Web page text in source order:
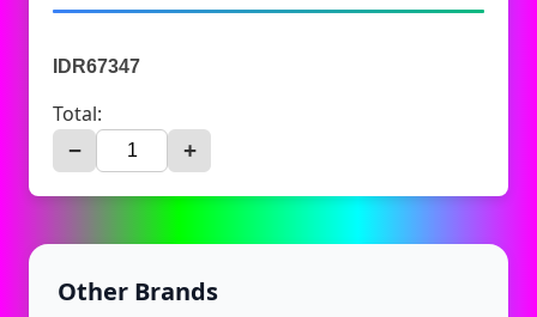
IDR67347
Total:
− +
Other Brands